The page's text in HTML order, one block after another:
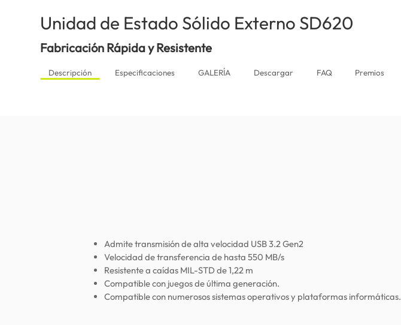
Unidad de Estado Sólido Externo SD620
Fabricación Rápida y Resistente
Descripción Especificaciones GALERÍA Descargar FAQ Premios
Admite transmisión de alta velocidad USB 3.2 Gen2
Velocidad de transferencia de hasta 550 MB/s
Resistente a caídas MIL-STD de 1,22 m
Compatible con juegos de última generación.
Compatible con numerosos sistemas operativos y plataformas informáticas.